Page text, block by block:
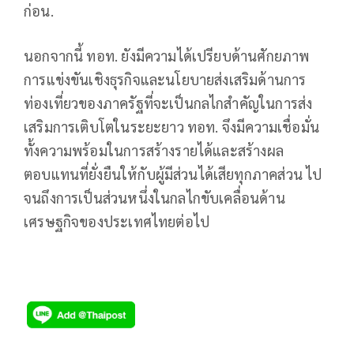
ก่อน.
นอกจากนี้ ทอท. ยังมีความได้เปรียบด้านศักยภาพ
การแข่งขันเชิงธุรกิจและนโยบายส่งเสริมด้านการ
ท่องเที่ยวของภาครัฐที่จะเป็นกลไกสำคัญในการส่ง
เสริมการเติบโตในระยะยาว ทอท. จึงมีความเชื่อมั่น
ทั้งความพร้อมในการสร้างรายได้และสร้างผล
ตอบแทนที่ยั่งยืนให้กับผู้มีส่วนได้เสียทุกภาคส่วน ไป
จนถึงการเป็นส่วนหนึ่งในกลไกขับเคลื่อนด้าน
เศรษฐกิจของประเทศไทยต่อไป